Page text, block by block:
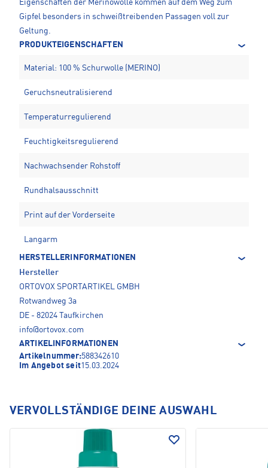
Eigenschaften der Merinowolle kommen auf dem Weg zum
Gipfel besonders in schweißtreibenden Passagen voll zur
Geltung.
PRODUKTEIGENSCHAFTEN
Material: 100 % Schurwolle (MERINO)
Geruchsneutralisierend
Temperaturregulierend
Feuchtigkeitsregulierend
Nachwachsender Rohstoff
Rundhalsausschnitt
Print auf der Vorderseite
Langarm
HERSTELLERINFORMATIONEN
Hersteller
ORTOVOX SPORTARTIKEL GMBH
Rotwandweg 3a
DE - 82024 Taufkirchen
info@ortovox.com
ARTIKELINFORMATIONEN
Artikelnummer:588342610
Im Angebot seit15.03.2024
VERVOLLSTÄNDIGE DEINE AUSWAHL